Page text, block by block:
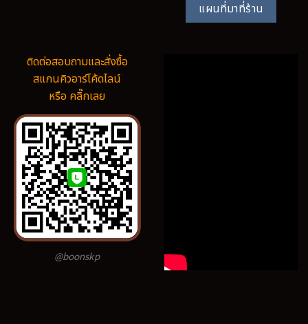
แผนที่มาที่ร้าน
ติดต่อสอบถามและสั่งซื้อ
สแกนคิวอาร์โค้ดไลน์
หรือ คลิ๊กเลย
@boonskp